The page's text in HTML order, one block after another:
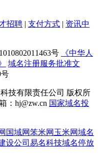
招聘 | 支付方式 | 资讯中
号
《中华人
域名注册服务批准文
号
技有限责任公司 版权所
：hj@zw.cn 国家域名投
国域网笨米网 玉米网域名
设公司 易名科技域名停放